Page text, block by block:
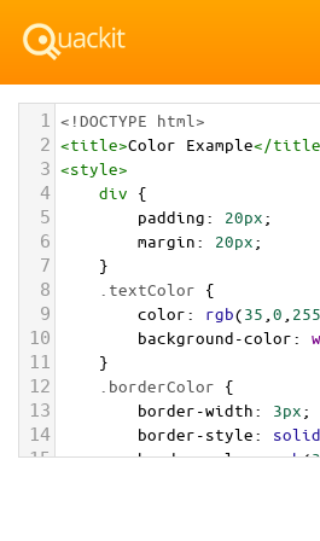
1 <!DOCTYPE html>
2 <title>Color Example</title
3 <style>
4 div {
5 padding: 20px;
6 margin: 20px;
7 }
8 .textColor {
9 color: rgb(35 0 255
10 background-color:
11 }
12 .borderColor {
13 border-width: 3px;
14 border-style: solid
15 border-color: rgb(